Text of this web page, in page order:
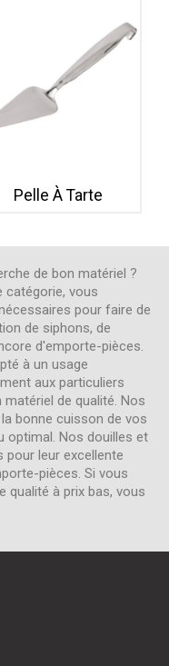
Pelle À Tarte
de bon matériel ?
catégorie, vous
pour faire de
de siphons, de
d'emporte-pièces.
à un usage
aux particuliers
de qualité. Nos
bonne cuisson de vos
optimal. Nos douilles et
leur excellente
pièces. Si vous
qualité à prix bas, vous